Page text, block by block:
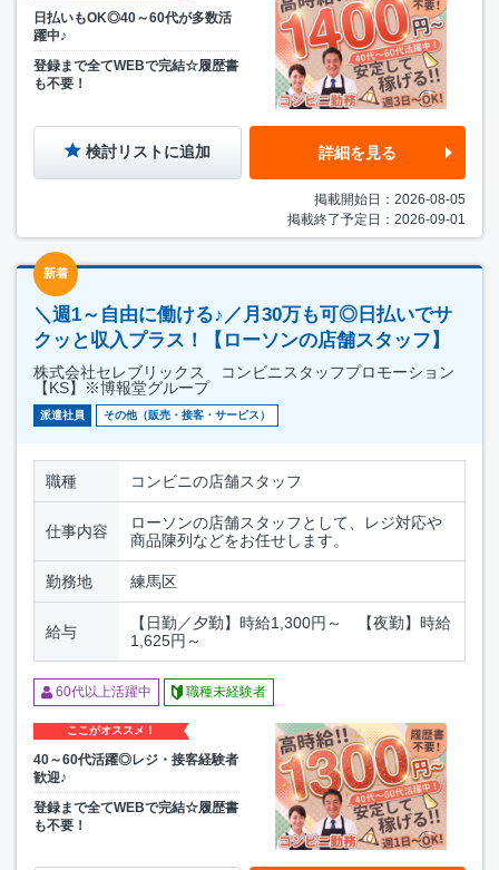
日払いもOK◎40～60代が多数活
躍中♪
登録まで全てWEBで完結☆履歴書
も不要！
検討リストに追加 詳細を見る
掲載開始日：2026-08-05
掲載終了予定日：2026-09-01
新着
＼週1～自由に働ける♪／月30万も可◎日払いでサ
クッと収入プラス！【ローソンの店舗スタッフ】
株式会社セレブリックス コンビニスタッフプロモーション
【KS】※博報堂グループ
派遣社員 その他（販売・接客・サービス）
職種 コンビニの店舗スタッフ
仕事内容
ローソンの店舗スタッフとして、レジ対応や
商品陳列などをお任せします。
勤務地 練馬区
給与
【日勤／夕勤】時給1,300円～ 【夜勤】時給
1,625円～
60代以上活躍中 職種未経験者
ここがオススメ！
40～60代活躍◎レジ・接客経験者
歓迎♪
登録まで全てWEBで完結☆履歴書
も不要！